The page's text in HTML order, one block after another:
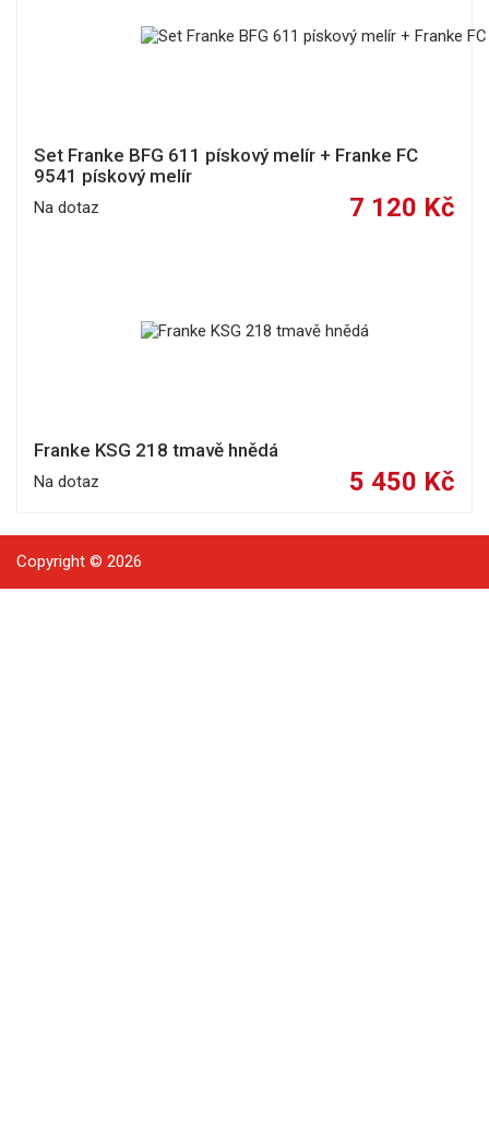
Set Franke BFG 611 pískový melír + Franke FC
9541 pískový melír
Na dotaz 7 120 Kč
Franke KSG 218 tmavě hnědá
Na dotaz 5 450 Kč
Copyright © 2026